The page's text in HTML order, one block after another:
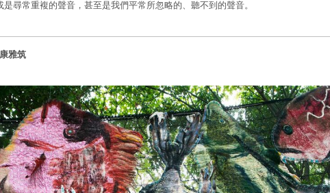
尋常重複的聲音，甚至是我們平常所忽略的、聽不到的聲音。
康雅筑